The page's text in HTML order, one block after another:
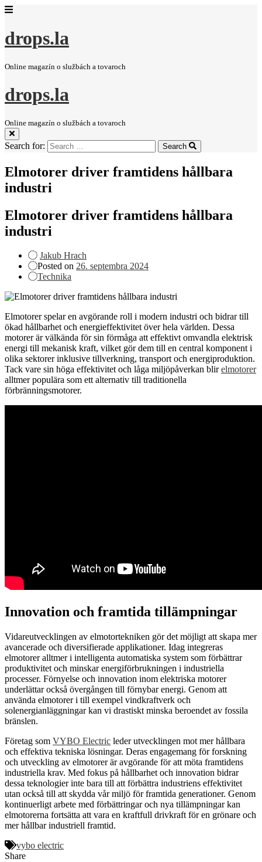
drops.la
Online magazín o službách a tovaroch
drops.la
Online magazín o službách a tovaroch
Search for: Search
Elmotorer driver framtidens hållbara
industri
Elmotorer driver framtidens hållbara
industri
Jakub Hrach
Posted on 26. septembra 2024
Technika
Elmotorer spelar en avgörande roll i modern industri och bidrar till
ökad hållbarhet och energieffektivitet över hela världen. Dessa
motorer är välkända för sin förmåga att effektivt omvandla elektrisk
energi till mekanisk kraft, vilket gör dem till en central komponent i
olika sektorer inklusive tillverkning, transport och energiproduktion.
Tack vare sin höga effektivitet och låga miljöpåverkan blirelmotorer
alltmer populära som ett alternativ till traditionella
förbränningsmotorer.
Innovation och framtida tillämpningar
Vidareutvecklingen av elmotortekniken gör det möjligt att skapa mer
avancerade och diversifierade applikationer. Idag integreras
elmotorer alltmer i intelligenta automatiska system som förbättrar
produktivitet och minskar energiförbrukningen i industriella
processer. Förnyelse och innovation inom elektriska motorer
underlättar också övergången till förnybar energi. Genom att
använda elmotorer i till exempel vindkraftverk och
solenergianläggningar kan vi drastiskt minska beroendet av fossila
bränslen.
Företag som VYBO Electric leder utvecklingen mot mer hållbara
och effektiva tekniska lösningar. Deras engagemang för forskning
och utveckling av elmotorer är avgörande för att möta framtidens
industriella krav. Med fokus på hållbarhet och innovation bidrar
dessa teknologier inte bara till att förbättra industriens effektivitet
utan också till att skydda vår miljö för framtida generationer. Genom
kontinuerligt arbete med förbättringar och nya tillämpningar kan
elmotorerna fortsätta att vara en kraftfull drivkraft för en grönare och
mer hållbar industriell framtid.
vybo electric
Share